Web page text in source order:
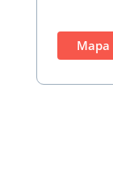
Mapa